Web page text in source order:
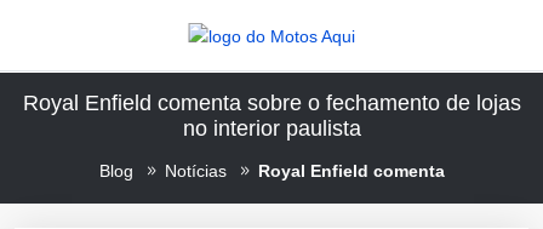
Royal Enfield comenta sobre o fechamento de lojas
no interior paulista
Blog Notícias Royal Enfield comenta